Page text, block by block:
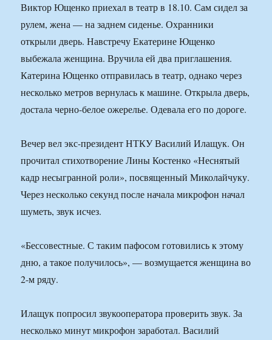
Виктор Ющенко приехал в театр в 18.10. Сам сидел за
рулем, жена — на заднем сиденье. Охранники
открыли дверь. Навстречу Екатерине Ющенко
выбежала женщина. Вручила ей два приглашения.
Катерина Ющенко отправилась в театр, однако через
несколько метров вернулась к машине. Открыла дверь,
достала черно-белое ожерелье. Одевала его по дороге.
Вечер вел экс-президент НТКУ Василий Илащук. Он
прочитал стихотворение Лины Костенко «Неснятый
кадр несыгранной роли», посвященный Миколайчуку.
Через несколько секунд после начала микрофон начал
шуметь, звук исчез.
«Бессовестные. С таким пафосом готовились к этому
дню, а такое получилось», — возмущается женщина во
2-м ряду.
Илащук попросил звукооператора проверить звук. За
несколько минут микрофон заработал. Василий